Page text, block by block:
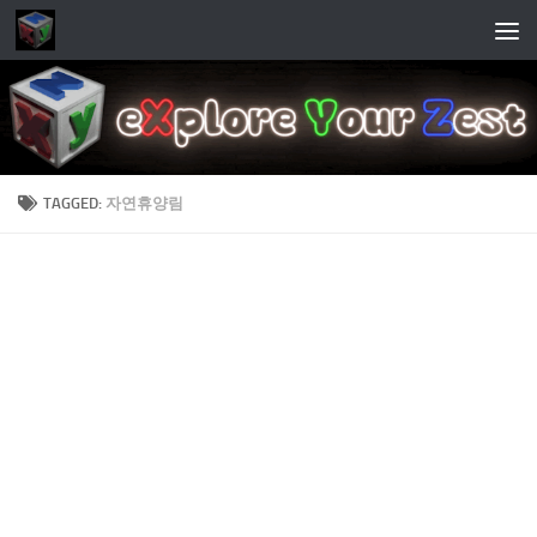
Skip to content
TAGGED: 자연휴양림